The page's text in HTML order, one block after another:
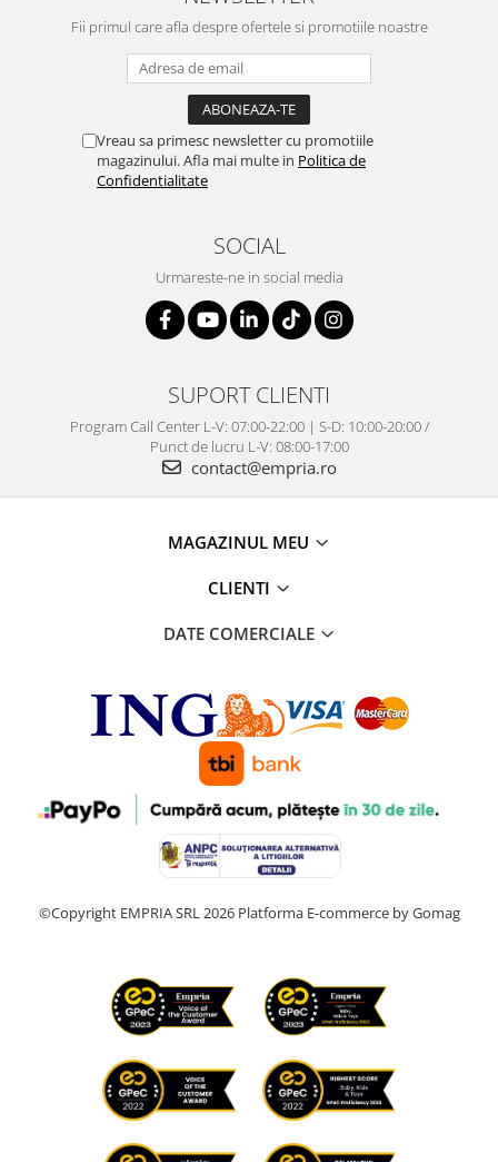
Fii primul care afla despre ofertele si promotiile noastre
Vreau sa primesc newsletter cu promotiile
magazinului. Afla mai multe in Politica de
Confidentialitate
SOCIAL
Urmareste-ne in social media
SUPORT CLIENTI
Program Call Center L-V: 07:00-22:00 | S-D: 10:00-20:00 /
Punct de lucru L-V: 08:00-17:00
contact@empria.ro
MAGAZINUL MEU
CLIENTI
DATE COMERCIALE
©Copyright EMPRIA SRL 2026 Platforma E-commerce by Gomag